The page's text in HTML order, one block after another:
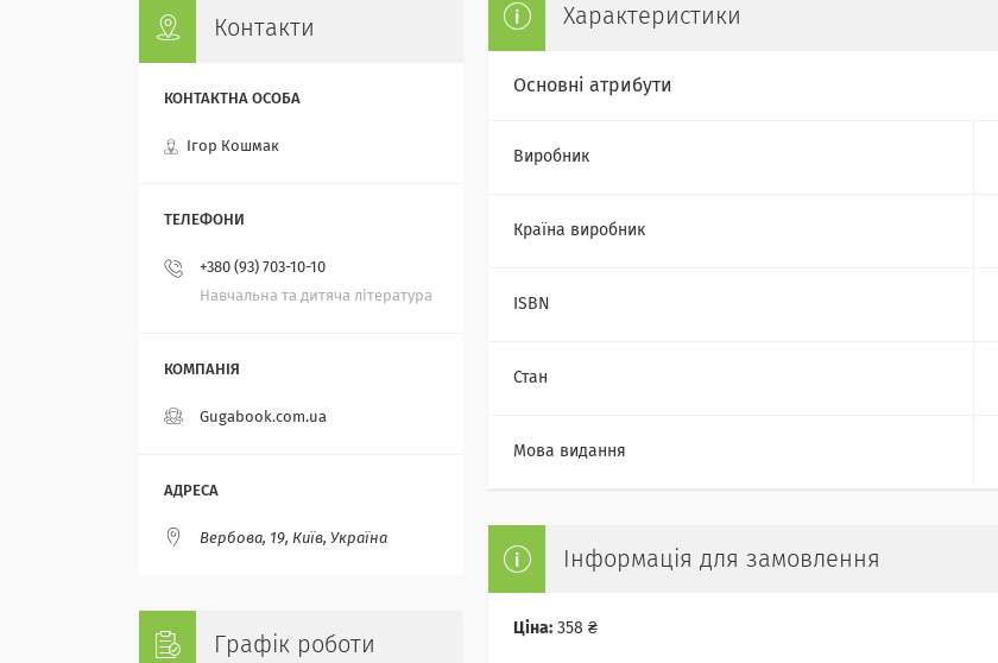
Характеристики
Основні атрибути
Виробник
Країна виробник
ISBN
Стан
Мова видання
Інформація для замовлення
Ціна: 358 ₴
Контакти
Ігор Кошмак
+380 (93) 703-10-10
Навчальна та дитяча література
Gugabook.com.ua
Вербова, 19, Київ, Україна
Графік роботи